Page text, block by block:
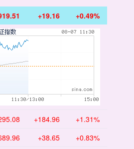
+19.16 +0.49%
+184.96 +1.31%
+38.65 +0.83%